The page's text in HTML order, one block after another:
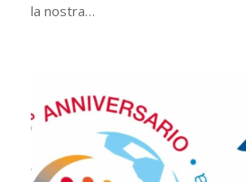
la nostra…